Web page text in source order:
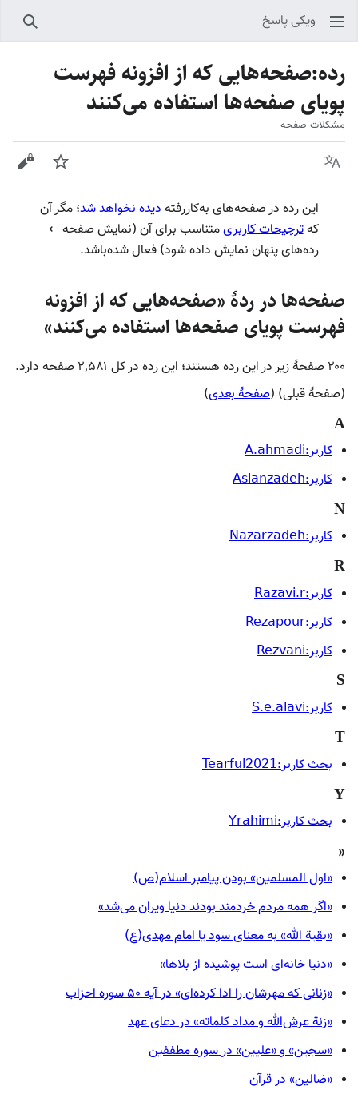
ویکی پاسخ
رده:صفحه‌هایی که از افزونه فهرست
پویای صفحه‌ها استفاده می‌کنند
مشکلات صفحه
زبان پیگیری
این رده در صفحه‌های به‌کاررفتهدیده نخواهد شد؛ مگر آن
کهترجیحات کاربریمتناسب برای آن (نمایش صفحه ←
رده‌های پنهان نمایش داده شود) فعال شده‌باشد.
صفحه‌ها در ردهٔ «صفحه‌هایی که از افزونه
فهرست پویای صفحه‌ها استفاده می‌کنند»
۲۰۰ صفحۀ زیر در این رده هستند؛ این رده در کل ۲٬۵۸۱ صفحه دارد.
(صفحهٔ قبلی) (صفحهٔ بعدی)
A
کاربر:A.ahmadi
کاربر:Aslanzadeh
N
کاربر:Nazarzadeh
R
کاربر:Razavi.r
کاربر:Rezapour
کاربر:Rezvani
S
کاربر:S.e.alavi
T
بحث کاربر:Tearful2021
Y
بحث کاربر:Yrahimi
«
«اول المسلمین» بودن پیامبر اسلام(ص)
«اگر همه مردم خردمند بودند دنیا ویران می‌شد»
«بقیة الله» به معنای سود یا امام مهدی(ع)
«دنیا خانه‌ای است پوشیده از بلاها»
«زنانی که مهرشان را ادا کرده‌ای» در آیه ۵۰ سوره احزاب
«زنة عرش‌الله و مداد کلماته» در دعای عهد
«سجین» و «علیین» در سوره مطففین
«ضالین» در قرآن